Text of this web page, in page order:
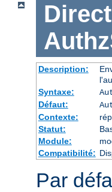
Description:
Syntaxe:
Défaut:
Contexte:
Statut:
Module:
Compatibilité:
Par